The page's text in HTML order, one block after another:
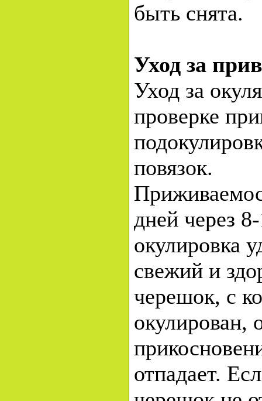
быть снята.
Уход за
Уход за
проверке
повязок.
дней через
окулировка
свежий и
черешок, с
окулирован,
отпадает.